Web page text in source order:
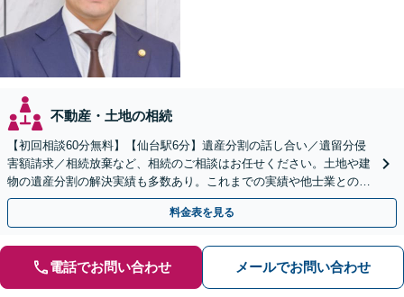
不動産・土地の相続
【初回相談60分無料】【仙台駅6分】遺産分割の話し合い／遺留分侵
害額請求／相続放棄など、相続のご相談はお任せください。土地や建
物の遺産分割の解決実績も多数あり。これまでの実績や他士業との連
携を活かし、ご意向に沿う有利な解決を目指します
料金表を見る
電話でお問い合わせ メールでお問い合わせ